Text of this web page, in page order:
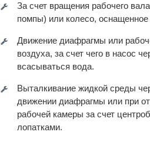
За счет вращения рабочего
помпы) или колесо,
Движение диафрагмы или
воздуха, за счет чего в насос
всасываться вода.
Выталкивание жидкой среды
движении диафрагмы или при
рабочей камеры за счет
лопатками.